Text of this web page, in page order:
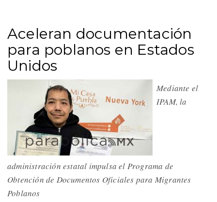
Aceleran documentación
para poblanos en Estados
Unidos
Mediante el
IPAM, la
administración estatal impulsa el Programa de
Obtención de Documentos Oficiales para Migrantes
Poblanos